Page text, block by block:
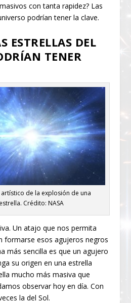
con tanta rapidez? Las
podrían tener la clave.
ESTRELLAS DEL
TENER
de la explosión de una
estrella. Crédito: NASA
Un atajo que nos permita
formarse esos agujeros negros
más sencilla es que un agujero
su origen en una estrella
mucho más masiva que
observar hoy en día. Con
la del Sol.